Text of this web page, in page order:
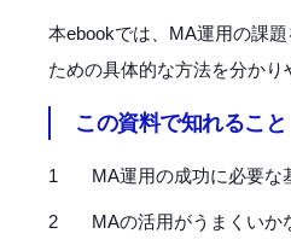
本ebookでは、MA運用の課
ための具体的な方法を分かり
この資料で知れること
MA運用の成功に必要な
MAの活用がうまくいか